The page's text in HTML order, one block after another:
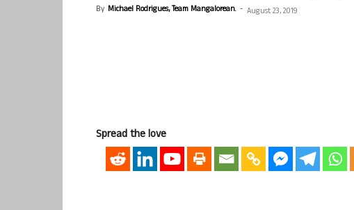
By Michael Rodrigues, Team Mangalorean. - August 23, 2019
Spread the love